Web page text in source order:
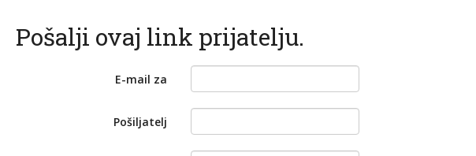
Pošalji ovaj link prijatelju.
E-mail za
Pošiljatelj